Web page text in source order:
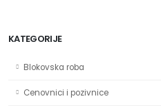
KATEGORIJE
Blokovska roba
Cenovnici i pozivnice